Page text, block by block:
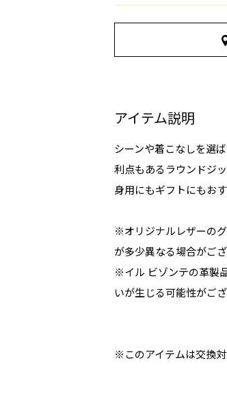
アイテム説明
シーンや着こなしを選
利点もあるラウンドジ
身用にもギフトにもお
※オリジナルレザーの
が多少異なる場合がご
※イル ビゾンテの革製
いが生じる可能性がご
※このアイテムは交換